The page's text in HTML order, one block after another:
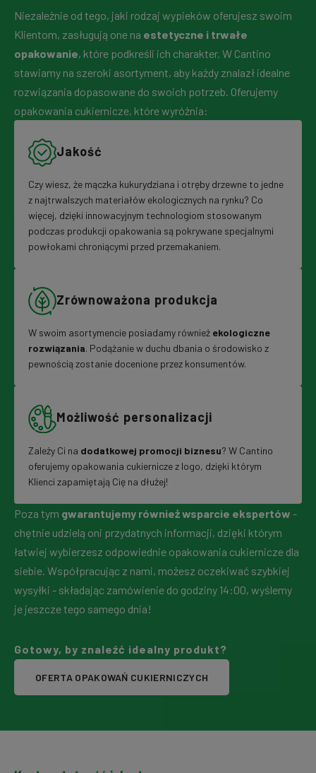
Niezależnie od tego, jaki rodzaj wypieków oferujesz swoim
Klientom, zasługują one na estetyczne i trwałe
opakowanie, które podkreśli ich charakter. W Cantino
stawiamy na szeroki asortyment, aby każdy znalazł idealne
rozwiązania dopasowane do swoich potrzeb. Oferujemy
opakowania cukiernicze, które wyróżnia:
Jakość
Czy wiesz, że mączka kukurydziana i otręby drzewne to jedne
z najtrwalszych materiałów ekologicznych na rynku? Co
więcej, dzięki innowacyjnym technologiom stosowanym
podczas produkcji opakowania są pokrywane specjalnymi
powłokami chroniącymi przed przemakaniem.
Zrównoważona produkcja
W swoim asortymencie posiadamy również ekologiczne
rozwiązania. Podążanie w duchu dbania o środowisko z
pewnością zostanie docenione przez konsumentów.
Możliwość personalizacji
Zależy Ci na dodatkowej promocji biznesu? W Cantino
oferujemy opakowania cukiernicze z logo, dzięki którym
Klienci zapamiętają Cię na dłużej!
Poza tym gwarantujemy również wsparcie ekspertów -
chętnie udzielą oni przydatnych informacji, dzięki którym
łatwiej wybierzesz odpowiednie opakowania cukiernicze dla
siebie. Współpracując z nami, możesz oczekiwać szybkiej
wysyłki - składając zamówienie do godziny 14:00, wyślemy
je jeszcze tego samego dnia!
Gotowy, by znaleźć idealny produkt?
OFERTA OPAKOWAŃ CUKIERNICZYCH